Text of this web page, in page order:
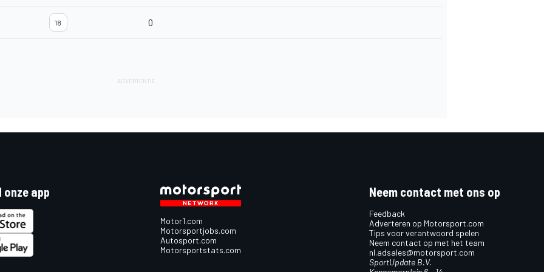
18 0
onze app
Motor1.com
Motorsportjobs.com
Autosport.com
Motorsportstats.com
Neem contact met ons op
Feedback
Adverteren op Motorsport.com
Tips voor verantwoord spelen
Neem contact op met het team
nl.adsales@motorsport.com
SportUpdate B.V.